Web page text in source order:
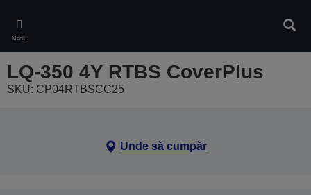
main
content
Meniu
LQ-350 4Y RTBS CoverPlus
SKU: CP04RTBSCC25
Unde să cumpăr